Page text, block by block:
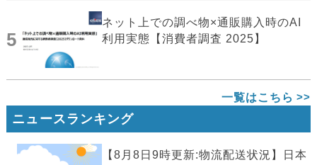
5
ネット上での調べ物×通販購入時のAI
利用実態【消費者調査 2025】
一覧はこちら
ニュースランキング
【8月8日9時更新:物流配送状況】日本